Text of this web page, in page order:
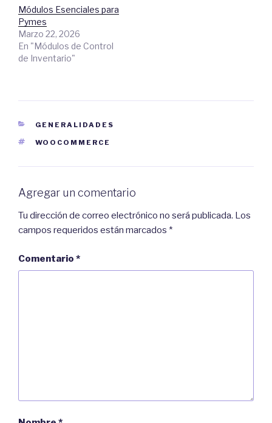
i
r
e
n
T
w
i
t
t
e
r
e
e
n
a
n
t
a
u
a
)
t
i
e
n
F
a
c
e
.
e
a
b
r
n
a
v
t
n
u
e
v
Módulos Esenciales para
Pymes
Marzo 22, 2026
En "Módulos de Control
de Inventario"
CATEGORIES
GENERALIDADES
TAGS
WOOCOMMERCE
Agregar un comentario
Tu dirección de correo electrónico no será publicada. Los
campos requeridos están marcados *
Comentario *